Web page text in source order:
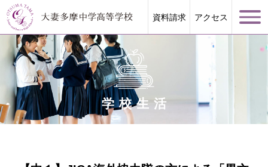
資料請求 アクセス
学校案内
学校生活